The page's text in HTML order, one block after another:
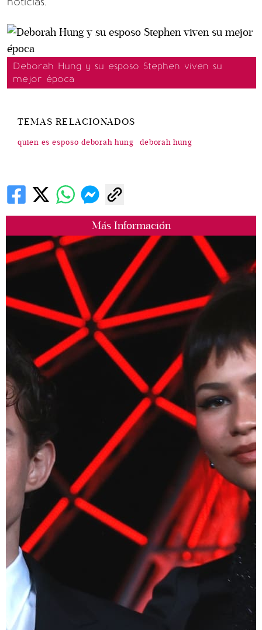
Más Información
Deborah Hung y su esposo Stephen viven su
mejor época
TEMAS RELACIONADOS
quien es esposo deborah hung deborah hung